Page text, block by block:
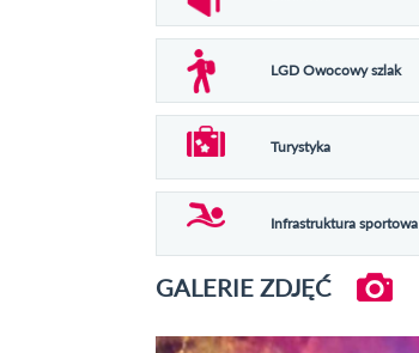
LGD Owocowy szlak
Turystyka
Infrastruktura sportowa
GALERIE ZDJĘĆ